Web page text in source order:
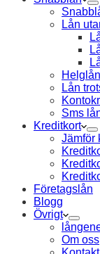
Lån
Helglån
Lån
Sms
Kreditkort
Jämför
Företagslån
Blogg
Övrigt
Om oss